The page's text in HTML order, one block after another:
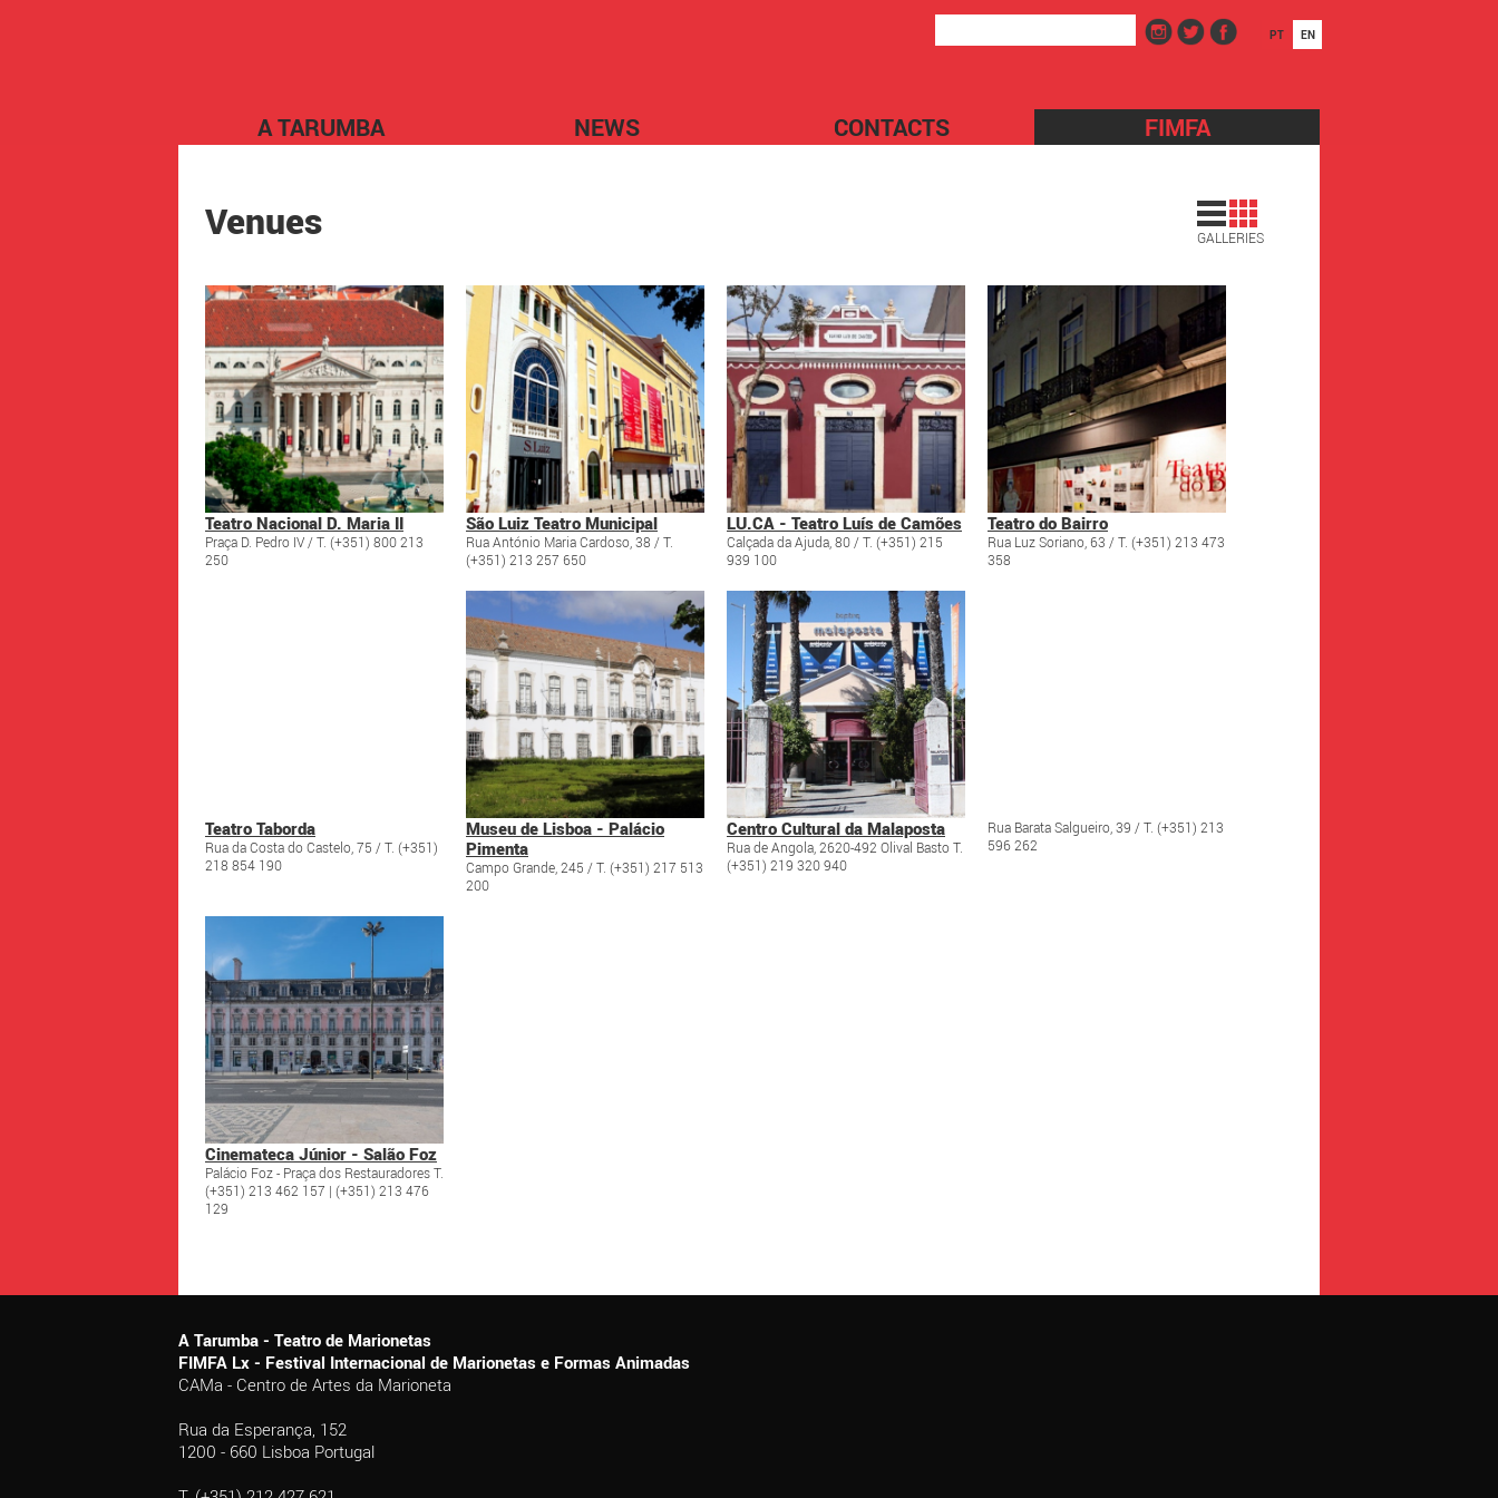
A TARUMBA NEWS CONTACTS FIMFA
PT EN
GALLERIES
Venues
Teatro Nacional D. Maria II
Praça D. Pedro IV / T. (+351) 800 213
250
São Luiz Teatro Municipal
Rua António Maria Cardoso, 38 / T.
(+351) 213 257 650
LU.CA - Teatro Luís de Camões
Calçada da Ajuda, 80 / T. (+351) 215
939 100
Teatro do Bairro
Rua Luz Soriano, 63 / T. (+351) 213 473
358
Teatro Taborda
Rua da Costa do Castelo, 75 / T. (+351)
218 854 190
Museu de Lisboa - Palácio
Pimenta
Campo Grande, 245 / T. (+351) 217 513
200
Centro Cultural da Malaposta
Rua de Angola, 2620-492 Olival Basto T.
(+351) 219 320 940
Rua Barata Salgueiro, 39 / T. (+351) 213
596 262
Cinemateca Júnior - Salão Foz
Palácio Foz - Praça dos Restauradores T.
(+351) 213 462 157 | (+351) 213 476
129
A Tarumba - Teatro de Marionetas
FIMFA Lx - Festival Internacional de Marionetas e Formas Animadas
CAMa - Centro de Artes da Marioneta
Rua da Esperança, 152
1200 - 660 Lisboa Portugal